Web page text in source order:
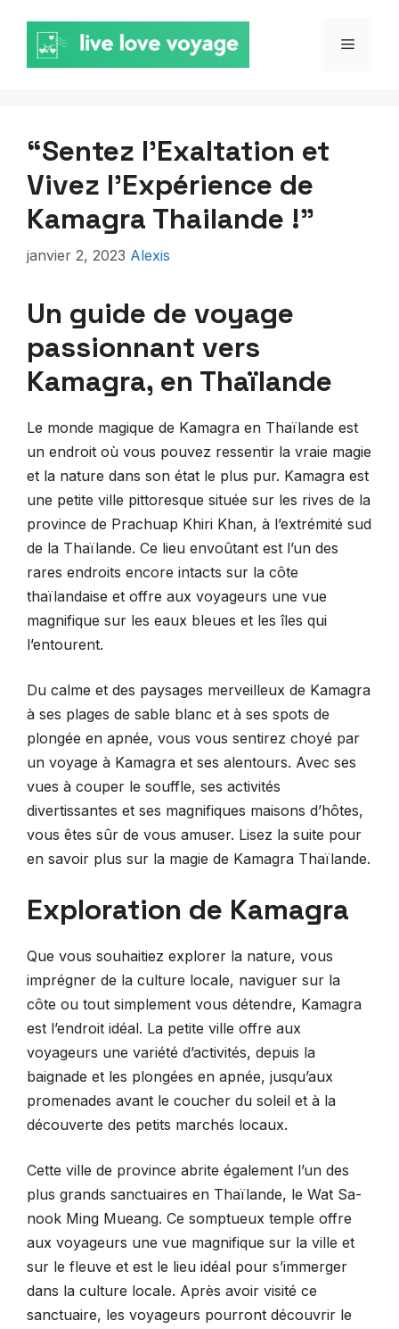
contenu
MENU
“Sentez l’Exaltation et
Vivez l’Expérience de
Kamagra Thailande !”
janvier 2, 2023 Alexis
Un guide de voyage
passionnant vers
Kamagra, en Thaïlande
Le monde magique de Kamagra en Thaïlande est
un endroit où vous pouvez ressentir la vraie magie
et la nature dans son état le plus pur. Kamagra est
une petite ville pittoresque située sur les rives de la
province de Prachuap Khiri Khan, à l’extrémité sud
de la Thaïlande. Ce lieu envoûtant est l’un des
rares endroits encore intacts sur la côte
thaïlandaise et offre aux voyageurs une vue
magnifique sur les eaux bleues et les îles qui
l’entourent.
Du calme et des paysages merveilleux de Kamagra
à ses plages de sable blanc et à ses spots de
plongée en apnée, vous vous sentirez choyé par
un voyage à Kamagra et ses alentours. Avec ses
vues à couper le souffle, ses activités
divertissantes et ses magnifiques maisons d’hôtes,
vous êtes sûr de vous amuser. Lisez la suite pour
en savoir plus sur la magie de Kamagra Thaïlande.
Exploration de Kamagra
Que vous souhaitiez explorer la nature, vous
imprégner de la culture locale, naviguer sur la
côte ou tout simplement vous détendre, Kamagra
est l’endroit idéal. La petite ville offre aux
voyageurs une variété d’activités, depuis la
baignade et les plongées en apnée, jusqu’aux
promenades avant le coucher du soleil et à la
découverte des petits marchés locaux.
Cette ville de province abrite également l’un des
plus grands sanctuaires en Thaïlande, le Wat Sa-
nook Ming Mueang. Ce somptueux temple offre
aux voyageurs une vue magnifique sur la ville et
sur le fleuve et est le lieu idéal pour s’immerger
dans la culture locale. Après avoir visité ce
sanctuaire, les voyageurs pourront découvrir le